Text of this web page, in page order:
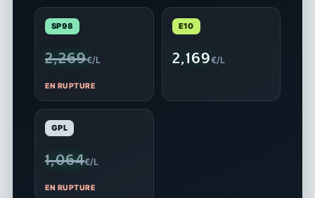
SP98
2,269€/L
EN RUPTURE
E10
2,169€/L
GPL
1,064€/L
EN RUPTURE